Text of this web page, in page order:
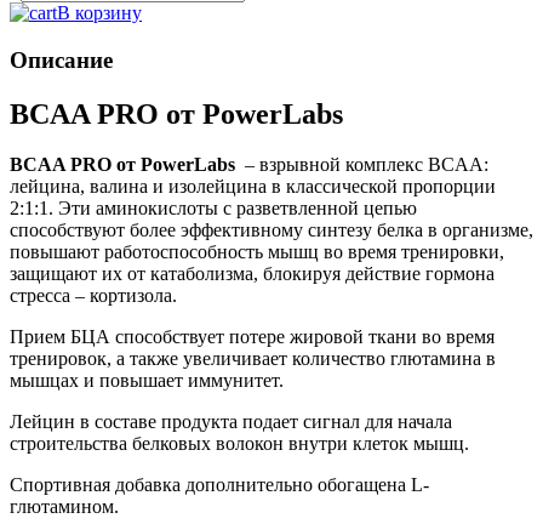
В корзину
Описание
BCAA PRO от PowerLabs
BCAA PRO от PowerLabs – взрывной комплекс BCAA:
лейцина, валина и изолейцина в классической пропорции
2:1:1. Эти аминокислоты с разветвленной цепью
способствуют более эффективному синтезу белка в организме,
повышают работоспособность мышц во время тренировки,
защищают их от катаболизма, блокируя действие гормона
стресса – кортизола.
Прием БЦА способствует потере жировой ткани во время
тренировок, а также увеличивает количество глютамина в
мышцах и повышает иммунитет.
Лейцин в составе продукта подает сигнал для начала
строительства белковых волокон внутри клеток мышц.
Спортивная добавка дополнительно обогащена L-
глютамином.